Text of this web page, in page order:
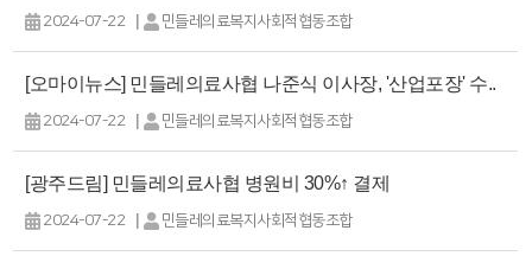
2024-07-22 | 민들레의료복지사회적협동조합
[오마이뉴스] 민들레의료사협 나준식 이사장, '산업포장' 수..
2024-07-22 | 민들레의료복지사회적협동조합
[광주드림] 민들레의료사협 병원비 30%↑ 결제
2024-07-22 | 민들레의료복지사회적협동조합